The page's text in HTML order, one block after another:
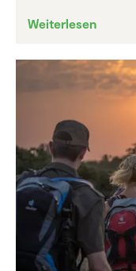
Weiterlesen